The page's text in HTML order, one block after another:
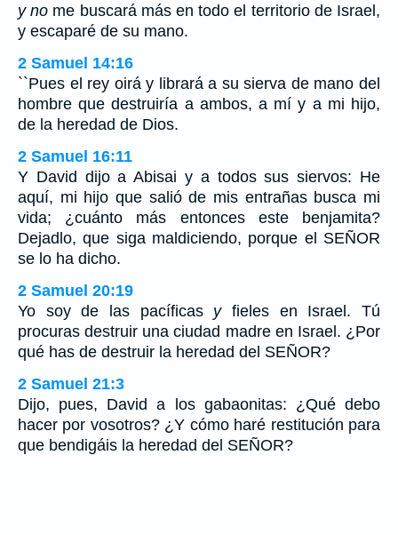
y no me buscará más en todo el territorio de Israel,
y escaparé de su mano.
2 Samuel 14:16
``Pues el rey oirá y librará a su sierva de mano del
hombre que destruiría a ambos, a mí y a mi hijo,
de la heredad de Dios.
2 Samuel 16:11
Y David dijo a Abisai y a todos sus siervos: He
aquí, mi hijo que salió de mis entrañas busca mi
vida; ¿cuánto más entonces este benjamita?
Dejadlo, que siga maldiciendo, porque el SEÑOR
se lo ha dicho.
2 Samuel 20:19
Yo soy de las pacíficas yfieles en Israel. Tú
procuras destruir una ciudad madre en Israel. ¿Por
qué has de destruir la heredad del SEÑOR?
2 Samuel 21:3
Dijo, pues, David a los gabaonitas: ¿Qué debo
hacer por vosotros? ¿Y cómo haré restitución para
que bendigáis la heredad del SEÑOR?